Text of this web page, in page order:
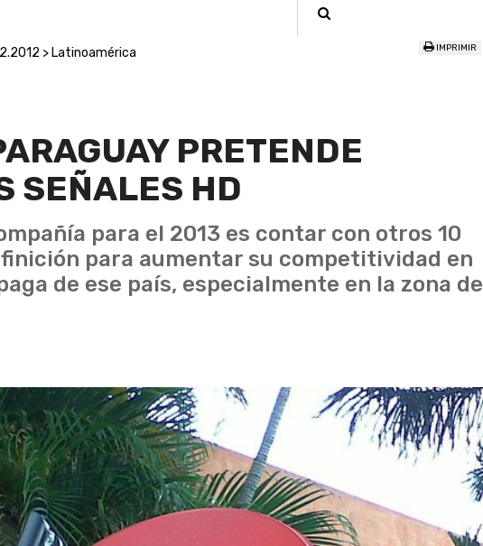
> Latinoamérica IMPRIMIR
PRETENDE
SEÑALES HD
para el 2013 es contar con otros 10
para aumentar su competitividad en
de ese país, especialmente en la zona de